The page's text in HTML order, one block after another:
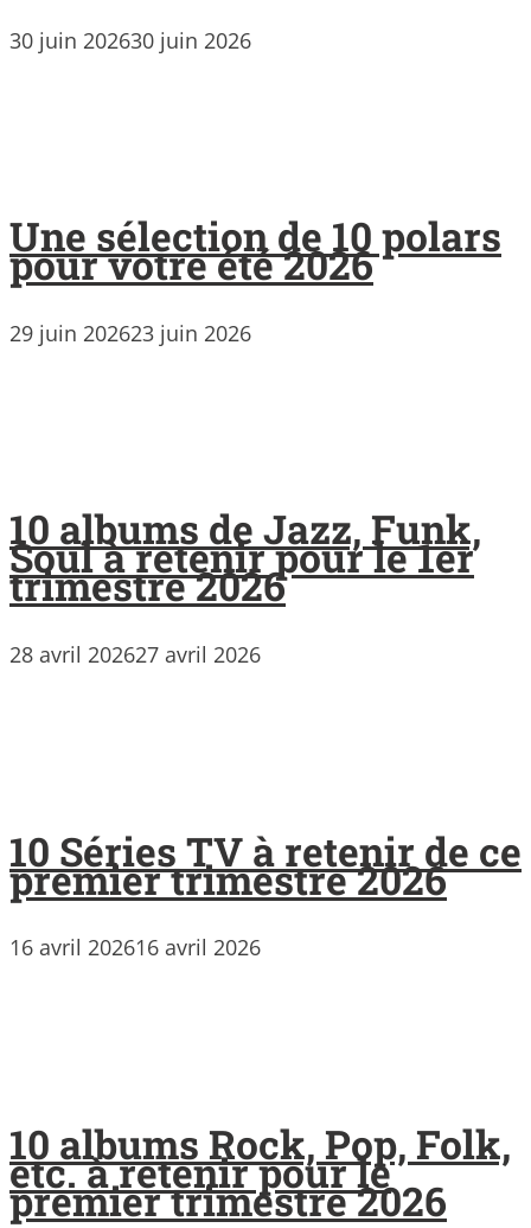
30 juin 202630 juin 2026
Une sélection de 10 polars
pour votre été 2026
29 juin 202623 juin 2026
10 albums de Jazz, Funk,
Soul à retenir pour le 1er
trimestre 2026
28 avril 202627 avril 2026
10 Séries TV à retenir de ce
premier trimestre 2026
16 avril 202616 avril 2026
10 albums Rock, Pop, Folk,
etc. à retenir pour le
premier trimestre 2026